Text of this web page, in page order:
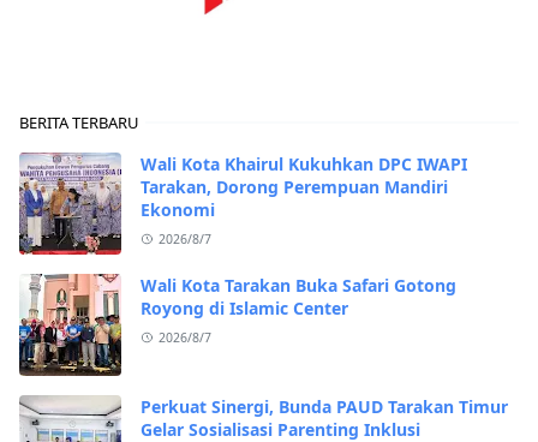
BERITA TERBARU
Wali Kota Khairul Kukuhkan DPC IWAPI
Tarakan, Dorong Perempuan Mandiri
Ekonomi
2026/8/7
Wali Kota Tarakan Buka Safari Gotong
Royong di Islamic Center
2026/8/7
Perkuat Sinergi, Bunda PAUD Tarakan Timur
Gelar Sosialisasi Parenting Inklusi